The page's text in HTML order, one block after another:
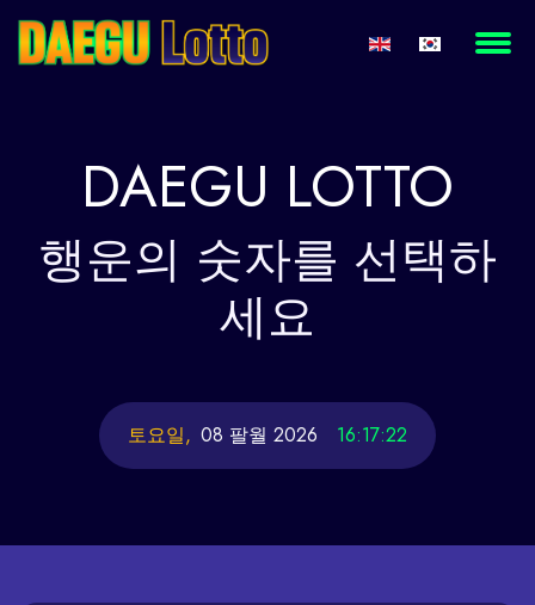
DAEGU LOTTO
행운의 숫자를 선택하
세요
토요일, 08 팔월 2026 16:17:22